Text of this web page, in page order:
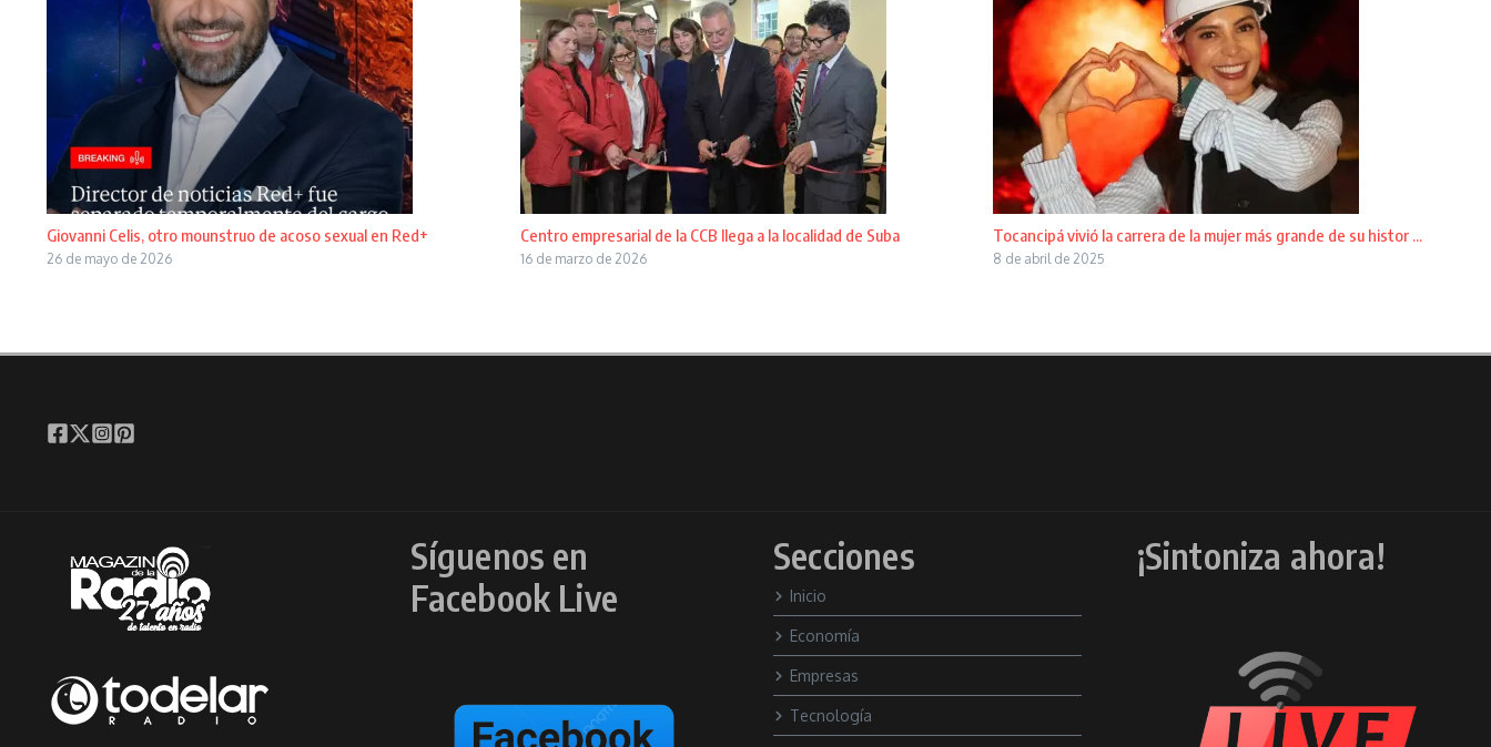
Giovanni Celis, otro mounstruo de acoso sexual en Red+
26 de mayo de 2026
Centro empresarial de la CCB llega a la localidad de Suba
16 de marzo de 2026
Tocancipá vivió la carrera de la mujer más grande de su histor ...
8 de abril de 2025
Síguenos en
Facebook Live
Secciones
Inicio
Economía
Empresas
Tecnología
¡Sintoniza ahora!